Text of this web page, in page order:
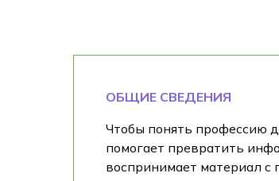
ОБЩИЕ СВЕДЕНИЯ
Чтобы понять профессию
помогает превратить
воспринимает материал с